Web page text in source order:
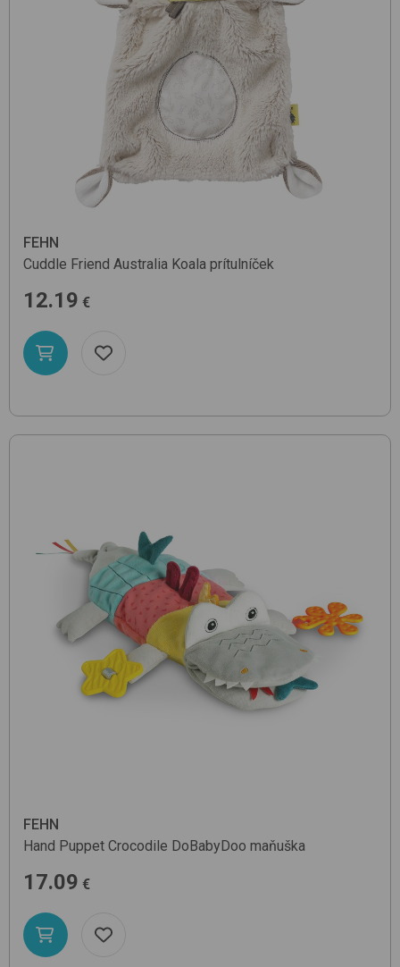
FEHN
Cuddle Friend Australia Koala prítulníček
12.19 €
FEHN
Hand Puppet Crocodile DoBabyDoo maňuška
17.09 €